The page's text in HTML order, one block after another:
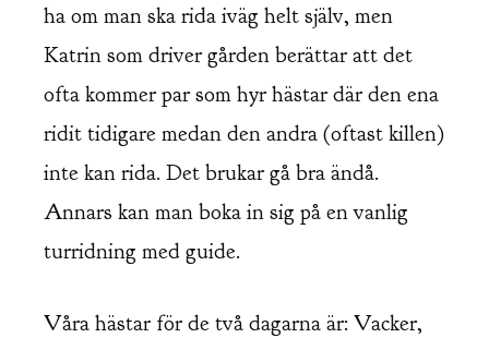
ha om man ska rida iväg helt själv, men
Katrin som driver gården berättar att det
ofta kommer par som hyr hästar där den ena
ridit tidigare medan den andra (oftast killen)
inte kan rida. Det brukar gå bra ändå.
Annars kan man boka in sig på en vanlig
turridning med guide.
Våra hästar för de två dagarna är: Vacker,